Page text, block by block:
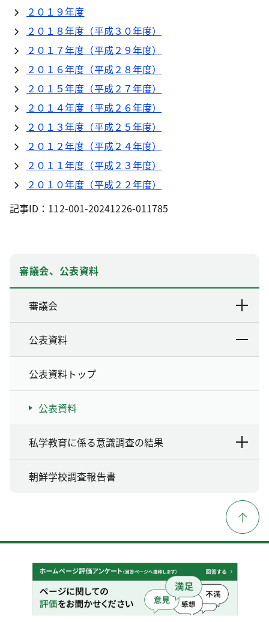
２０１９年度
２０１８年度（平成３０年度）
２０１７年度（平成２９年度）
２０１６年度（平成２８年度）
２０１５年度（平成２７年度）
２０１４年度（平成２６年度）
２０１３年度（平成２５年度）
２０１２年度（平成２４年度）
２０１１年度（平成２３年度）
２０１０年度（平成２２年度）
記事ID：112-001-20241226-011785
審議会、公表資料
審議会
公表資料
公表資料トップ
公表資料
私学教育に係る意識調査の結果
朝鮮学校調査報告書